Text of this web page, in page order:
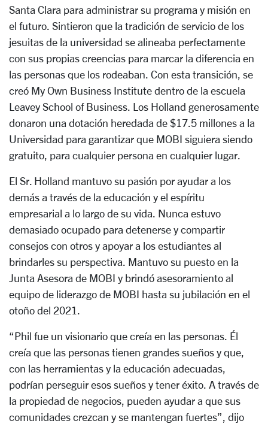
Santa Clara para administrar su programa y misión en
el futuro. Sintieron que la tradición de servicio de los
jesuitas de la universidad se alineaba perfectamente
con sus propias creencias para marcar la diferencia en
las personas que los rodeaban. Con esta transición, se
creó My Own Business Institute dentro de la escuela
Leavey School of Business. Los Holland generosamente
donaron una dotación heredada de $17.5 millones a la
Universidad para garantizar que MOBI siguiera siendo
gratuito, para cualquier persona en cualquier lugar.
El Sr. Holland mantuvo su pasión por ayudar a los
demás a través de la educación y el espíritu
empresarial a lo largo de su vida. Nunca estuvo
demasiado ocupado para detenerse y compartir
consejos con otros y apoyar a los estudiantes al
brindarles su perspectiva. Mantuvo su puesto en la
Junta Asesora de MOBI y brindó asesoramiento al
equipo de liderazgo de MOBI hasta su jubilación en el
otoño del 2021.
“Phil fue un visionario que creía en las personas. Él
creía que las personas tienen grandes sueños y que,
con las herramientas y la educación adecuadas,
podrían perseguir esos sueños y tener éxito. A través de
la propiedad de negocios, pueden ayudar a que sus
comunidades crezcan y se mantengan fuertes”, dijo